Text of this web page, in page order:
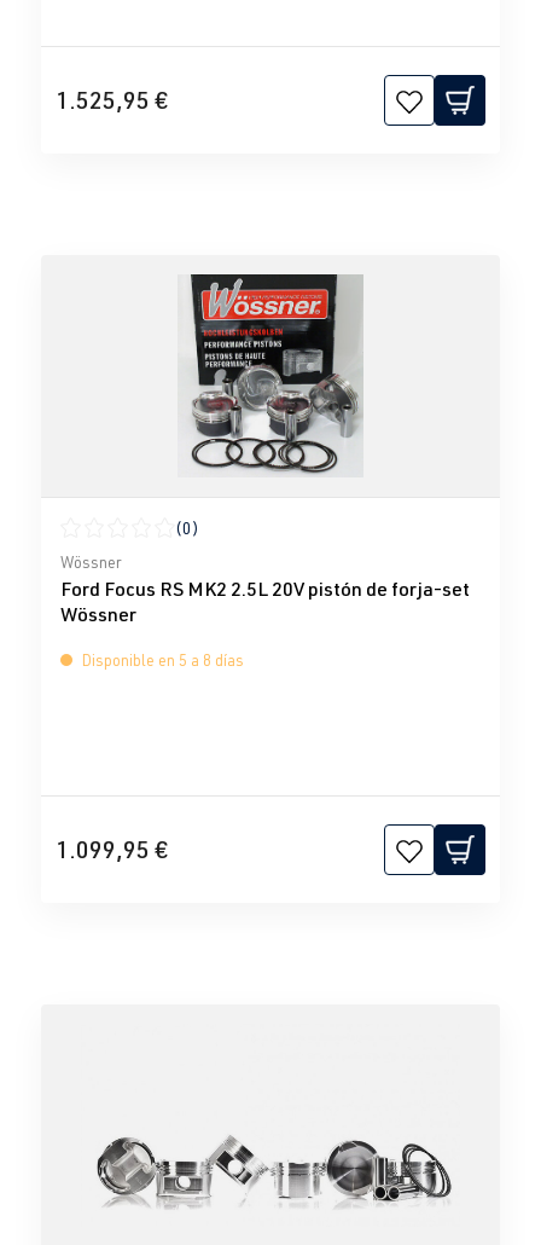
1.525,95 €
Calificación promedio de 0 de 5 estrellas
(0)
Wössner
Ford Focus RS MK2 2.5L 20V pistón de forja-set
Wössner
Disponible en 5 a 8 días
1.099,95 €